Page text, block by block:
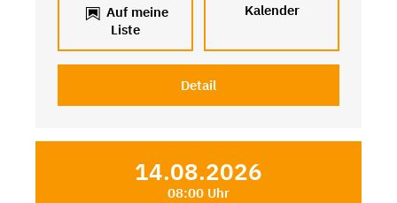
Auf meine
Liste
Kalender
Detail
14.08.2026
08:00 Uhr